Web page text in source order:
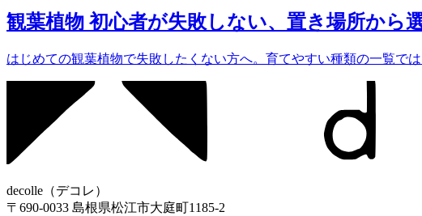
観葉植物 初心者が失敗しない、置き場所から
はじめての観葉植物で失敗したくない方へ。育てやすい種類の一覧で
decolle （デコレ ）
〒 690-0033 島根県松江市大庭町1185-2